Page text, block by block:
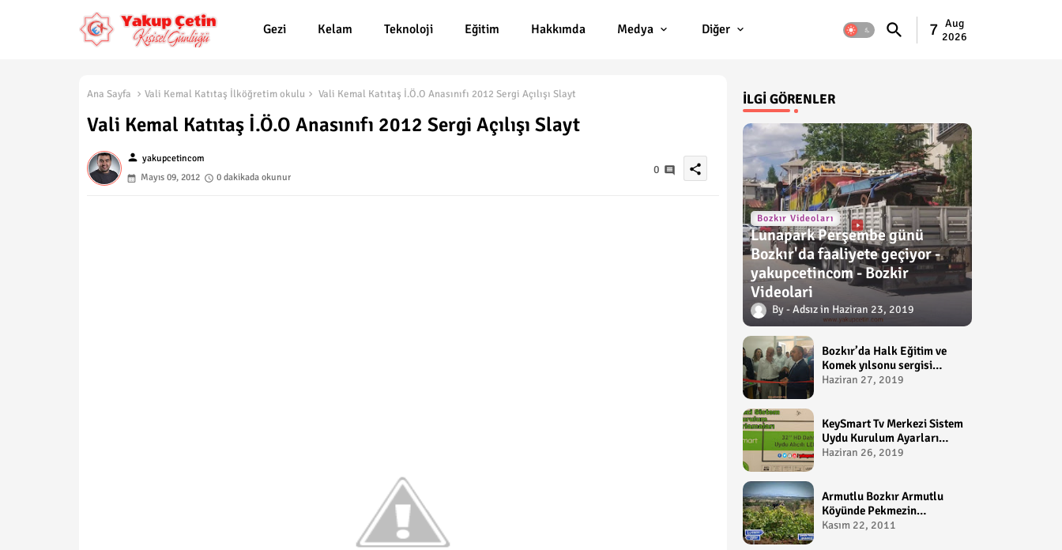
Gezi Kelam Teknoloji Eğitim Hakkımda Medya Diğer 7 Aug
2026
Ana Sayfa Vali Kemal Katıtaş İlköğretim okulu Vali Kemal Katıtaş İ.Ö.O Anasınıfı 2012 Sergi Açılışı Slayt
Vali Kemal Katıtaş İ.Ö.O Anasınıfı 2012 Sergi Açılışı Slayt
person yakupcetincom
Mayıs 09, 2012
0 dakikada okunur
0 share
İLGI GÖRENLER
Bozkır Videoları
Lunapark Perşembe günü
Bozkır'da faaliyete geçiyor -
yakupcetincom - Bozkir
Videolari
Adsız Haziran 23, 2019
Bozkır’da Halk Eğitim ve
Komek yılsonu sergisi
gerçekleştirildi-
Haziran 27, 2019
KeySmart Tv Merkezi Sistem
Uydu Kurulum Ayarları
Video anlatım -
Haziran 26, 2019
Armutlu Bozkır Armutlu
Köyünde Pekmezin
Hikayesi:Gezen Bilir Kontv
Kasım 22, 2011